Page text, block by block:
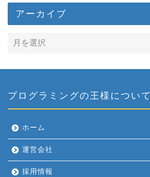
アーカイブ
プログラミングの王様について
ホーム
運営会社
採用情報